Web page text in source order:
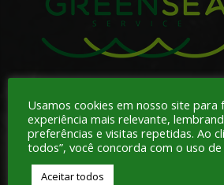
gerenciamento de resíduos
comerciais, serviços industriais,
portos, aeroportos, rodovias,
preventivos, limpezas específicas
Usamos cookies em nosso site para
experiência mais relevante,
preferências e visitas repetidas. Ao
todos”, você concorda com o uso de
Aceitar todos